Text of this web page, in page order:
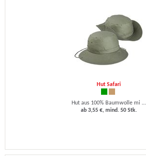
Hut Safari
Hut aus 100% Baumwolle mi ...
ab 3,55 €, mind. 50 Stk.